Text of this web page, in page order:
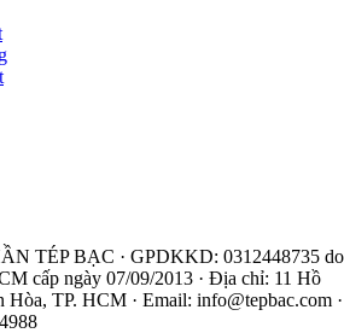
TÉP BẠC · GPDKKD: 0312448735 do
cấp ngày 07/09/2013 · Địa chỉ: 11 Hồ
Hòa, TP. HCM · Email: info@tepbac.com ·